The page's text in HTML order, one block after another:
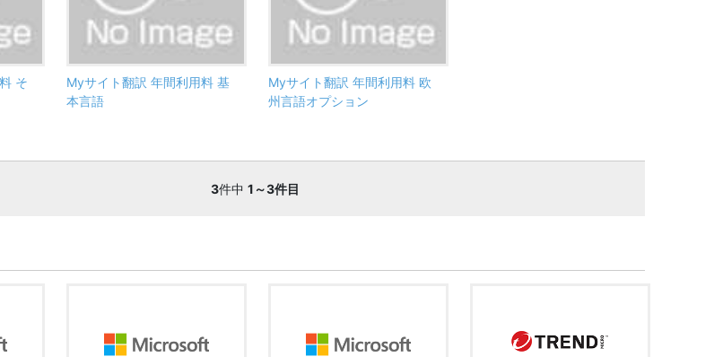
そ
Myサイト翻訳 年間利用料 基
本言語
Myサイト翻訳 年間利用料 欧
州言語オプション
3件中 1～3件目